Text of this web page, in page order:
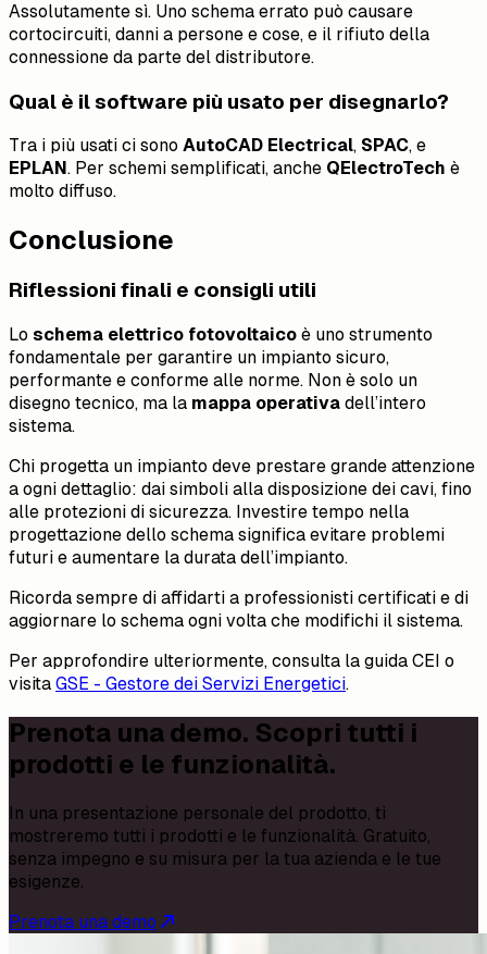
Assolutamente sì. Uno schema errato può causare
cortocircuiti, danni a persone e cose, e il rifiuto della
connessione da parte del distributore.
Qual è il software più usato per disegnarlo?
Tra i più usati ci sono AutoCAD Electrical, SPAC, e
EPLAN . Per schemi semplificati, anche QElectroTech è
molto diffuso.
Conclusione
Riflessioni finali e consigli utili
Lo schema elettrico fotovoltaico è uno strumento
fondamentale per garantire un impianto sicuro,
performante e conforme alle norme. Non è solo un
disegno tecnico, ma la mappa operativa dell’intero
sistema.
Chi progetta un impianto deve prestare grande attenzione
a ogni dettaglio: dai simboli alla disposizione dei cavi, fino
alle protezioni di sicurezza. Investire tempo nella
progettazione dello schema significa evitare problemi
futuri e aumentare la durata dell’impianto.
Ricorda sempre di affidarti a professionisti certificati e di
aggiornare lo schema ogni volta che modifichi il sistema.
Per approfondire ulteriormente, consulta la guida CEI o
visita GSE - Gestore dei Servizi Energetici.
Prenota una demo. Scopri tutti i
prodotti e le funzionalità.
In una presentazione personale del prodotto, ti
mostreremo tutti i prodotti e le funzionalità. Gratuito,
senza impegno e su misura per la tua azienda e le tue
esigenze.
Prenota una demo